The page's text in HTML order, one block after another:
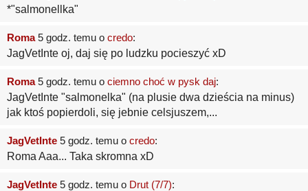
*"salmonellka"
Roma5 godz. temu o credo:
JagVetInte oj, daj się po ludzku pocieszyć xD
Roma5 godz. temu o ciemno choć w pysk daj:
JagVetInte "salmonelka" (na plusie dwa dzieścia na minus)
jak ktoś popierdoli, się jebnie celsjuszem,...
JagVetInte 5 godz. temu o credo:
Roma Aaa... Taka skromna xD
JagVetInte 5 godz. temu o Drut (7/7):